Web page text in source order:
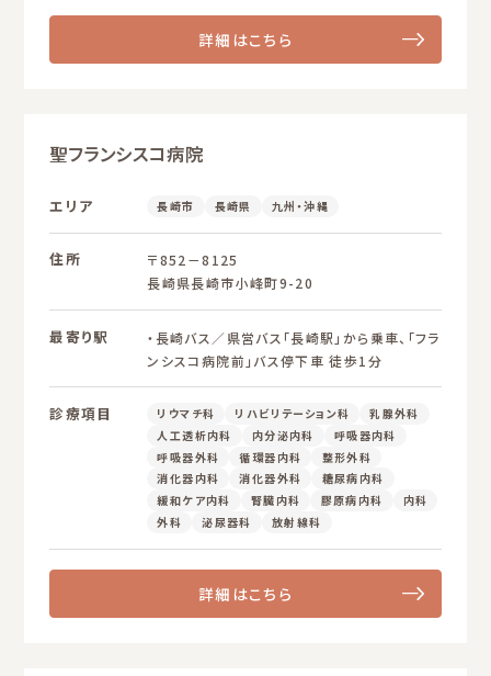
詳細はこちら
聖フランシスコ病院
エリア 長崎市 長崎県 九州・沖縄
住所
〒852－8125
長崎県長崎市小峰町9-20
最寄り駅
・長崎バス／県営バス「長崎駅」から乗車、「フラ
ンシスコ病院前」バス停下車 徒歩1分
診療項目 リウマチ科 リハビリテーション科
乳腺外科
人工透析内科
内分泌内科
呼吸器内科
呼吸器外科
循環器内科
整形外科
消化器内科
消化器外科
糖尿病内科
緩和ケア内科
腎臓内科 膠原病内科
内科
外科
泌尿器科 放射線科
詳細はこちら